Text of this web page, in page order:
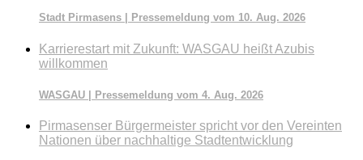
Stadt Pirmasens | Pressemeldung vom 10. Aug. 2026
Karrierestart mit Zukunft: WASGAU heißt Azubis
willkommen
WASGAU | Pressemeldung vom 4. Aug. 2026
Pirmasenser Bürgermeister spricht vor den Vereinten
Nationen über nachhaltige Stadtentwicklung